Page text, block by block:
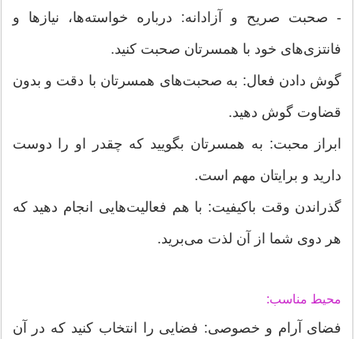
- صحبت صریح و آزادانه: درباره خواسته‌ها، نیازها و
فانتزی‌های خود با همسرتان صحبت کنید.
گوش دادن فعال: به صحبت‌های همسرتان با دقت و بدون
قضاوت گوش دهید.
ابراز محبت: به همسرتان بگویید که چقدر او را دوست
دارید و برایتان مهم است.
گذراندن وقت باکیفیت: با هم فعالیت‌هایی انجام دهید که
هر دوی شما از آن لذت می‌برید.
محیط مناسب:
فضای آرام و خصوصی: فضایی را انتخاب کنید که در آن